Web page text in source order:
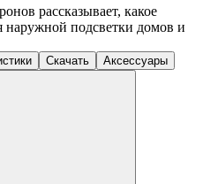
рассказывает, какое
наружной подсветки домов и
Скачать Аксессуары